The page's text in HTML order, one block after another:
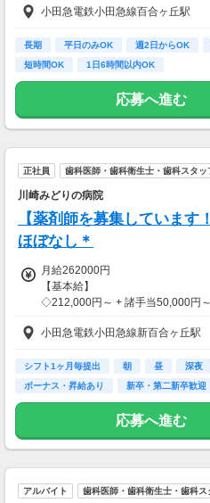
小田急電鉄小田急線百合ヶ丘駅
長期 平日のみOK 週2日からOK
短時間OK
1日6時間以内OK
応募へ進む
正社員 歯科医師・歯科衛生士・歯科スタッ
川崎みどりの病院
【薬剤師を募集していま
ほぼなし＊
月給262000円
【基本給】
◇212,000円～ + 諸手当50,000円～
※超過分は別途支給
【諸手当内訳】
◇資格手当：22,000円～
◇住宅手当：15,000円
【別途支給手当】
◇調整手当
【想定年収】
小田急電鉄小田急線新百合ヶ丘駅
シフト1ヶ月毎提出 朝 昼 深夜
ボーナス・昇給あり
新卒・第二新卒歓迎
応募へ進む
アルバイト 歯科医師・歯科衛生士・歯科ス